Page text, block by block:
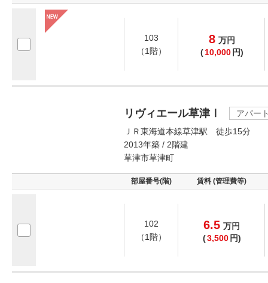
103
（1階）
8 万円
( 10,000 円)
リヴィエール草津Ⅰ
アパー
ＪＲ東海道本線草津駅 徒歩15分
2013年築 / 2階建
草津市草津町
部屋番号(階) 賃料 (管理費等)
102
（1階）
6.5 万円
(3,500 円)